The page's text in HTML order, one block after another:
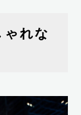
れな